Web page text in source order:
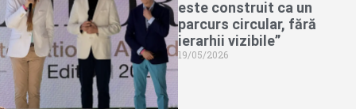
este construit ca un
parcurs circular, fără
ierarhii vizibile”
19/05/2026